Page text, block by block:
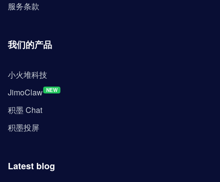
服务条款
我们的产品
小火堆科技
JimoClaw NEW
积墨 Chat
积墨投屏
Latest blog